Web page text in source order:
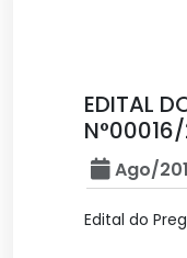
EDITAL
Ago/
Edital do